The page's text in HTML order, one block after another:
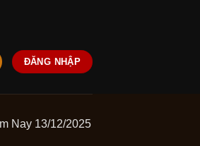
ĐĂNG NHẬP
Nay 13/12/2025